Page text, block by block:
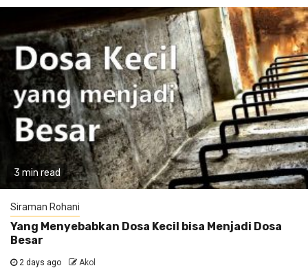
3 min read
Siraman Rohani
Yang Menyebabkan Dosa Kecil bisa Menjadi Dosa
Besar
2 days ago Akol